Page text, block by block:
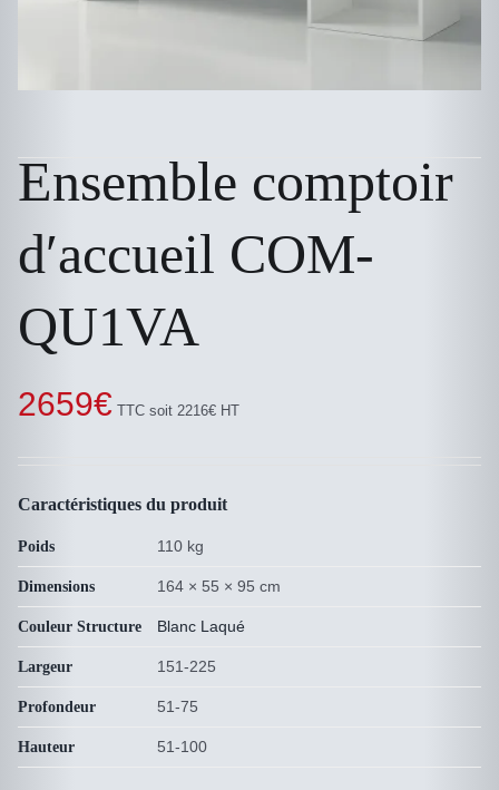
Ensemble comptoir
d′accueil COM-
QU1VA
2659€ TTC soit 2216€ HT
Caractéristiques du produit
Poids 110 kg
Dimensions 164 × 55 × 95 cm
Couleur Structure Blanc Laqué
Largeur 151-225
Profondeur 51-75
Hauteur 51-100